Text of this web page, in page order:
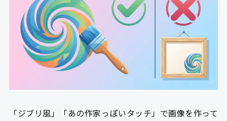
「ジブリ風」「あの作家っぽいタッチ」で画像を作って